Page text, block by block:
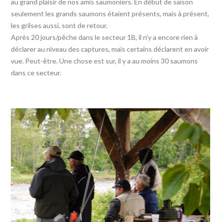
au grand plaisir de nos amis saumoniers. En début de saison
seulement les grands saumons étaient présents, mais à présent,
les grilses aussi, sont de retour.
Après 20 jours/pêche dans le secteur 1B, il n’y a encore rien à
déclarer au niveau des captures, mais certains déclarent en avoir
vue. Peut-être. Une chose est sur, il y a au moins 30 saumons
dans ce secteur.